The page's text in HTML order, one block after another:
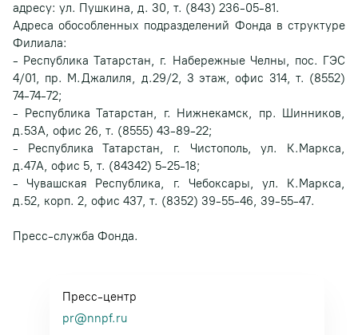
адресу: ул. Пушкина, д. 30, т. (843) 236-05-81.
Адреса обособленных подразделений Фонда в структуре
Филиала:
- Республика Татарстан, г. Набережные Челны, пос. ГЭС
4/01, пр. М.Джалиля, д.29/2, 3 этаж, офис 314, т. (8552)
74-74-72;
- Республика Татарстан, г. Нижнекамск, пр. Шинников,
д.53А, офис 26, т. (8555) 43-89-22;
- Республика Татарстан, г. Чистополь, ул. К.Маркса,
д.47А, офис 5, т. (84342) 5-25-18;
- Чувашская Республика, г. Чебоксары, ул. К.Маркса,
д.52, корп. 2, офис 437, т. (8352) 39-55-46, 39-55-47.
Пресс-служба Фонда.
Пресс-центр
pr@nnpf.ru